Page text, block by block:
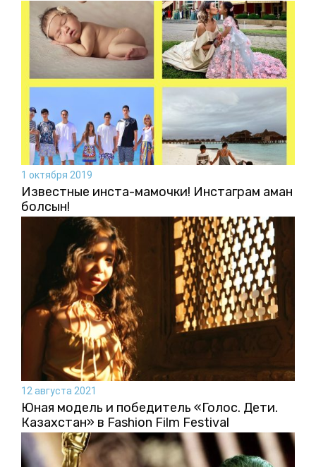
1 октября 2019
Известные инста-мамочки! Инстаграм аман
болсын!
12 августа 2021
Юная модель и победитель «Голос. Дети.
Казахстан» в Fashion Film Festival